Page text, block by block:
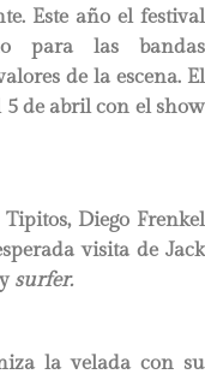
Este año el festival
para las bandas
de la escena. El
de abril con el show
Diego Frenkel
visita de Jack
surfer.
la velada con su